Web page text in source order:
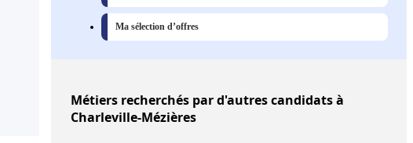
Ma sélection d’offres
Métiers recherchés par d'autres candidats à
Charleville-Mézières